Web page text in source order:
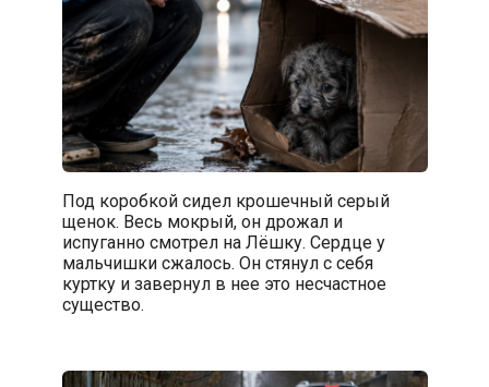
Под коробкой сидел крошечный серый
щенок. Весь мокрый, он дрожал и
испуганно смотрел на Лёшку. Сердце у
мальчишки сжалось. Он стянул с себя
куртку и завернул в нее это несчастное
существо.